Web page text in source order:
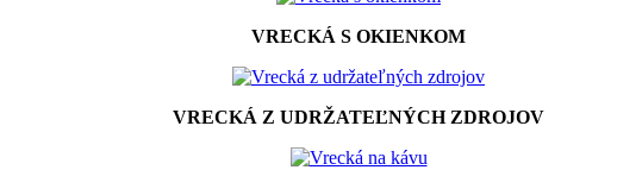
VRECKÁ S OKIENKOM
VRECKÁ Z UDRŽATEĽNÝCH ZDROJOV